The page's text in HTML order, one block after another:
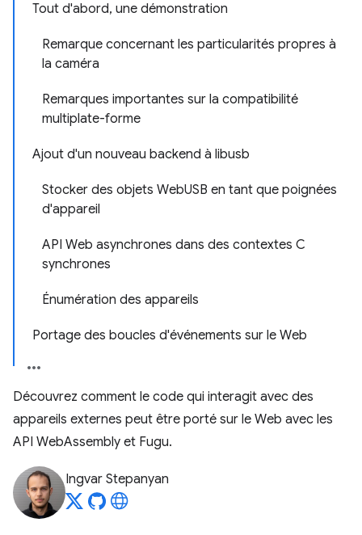
Tout d'abord, une démonstration
Remarque concernant les particularités propres à
la caméra
Remarques importantes sur la compatibilité
multiplate-forme
Ajout d'un nouveau backend à libusb
Stocker des objets WebUSB en tant que poignées
d'appareil
API Web asynchrones dans des contextes C
synchrones
Énumération des appareils
Portage des boucles d'événements sur le Web
Découvrez comment le code qui interagit avec des
appareils externes peut être porté sur le Web avec les
API WebAssembly et Fugu.
Ingvar Stepanyan